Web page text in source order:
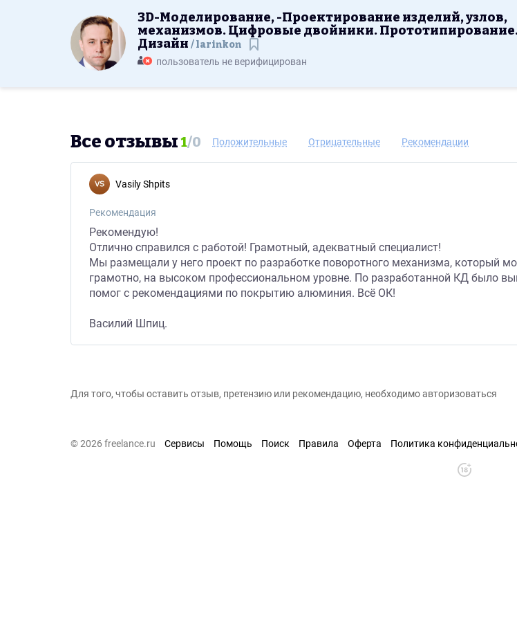
3D-Моделирование, -Проектирование изделий, узлов, механизмов. Цифровые
3D-Моделирование, -Проектирование изделий, узлов,
механизмов. Цифровые двойники.
Дизайн
larinkon
Сохранить контакт
пользователь не верифицирован
Все отзывы1/0 Положительные Отрицательные Рекомендации
Vasily Shpits
Рекомендация
Рекомендую!
Отлично справился с работой! Грамотный, адекватный специалист!
Мы размещали у него проект по разработке поворотного механизма, который
грамотно, на высоком профессиональном уровне. По разработанной КД было
помог с рекомендациями по покрытию алюминия. Всё ОК!
Василий Шпиц.
Для того, чтобы оставить отзыв, претензию или рекомендацию, необходимо авторизоваться
© 2026 freelance.ru Сервисы Помощь Поиск Правила Оферта Политика